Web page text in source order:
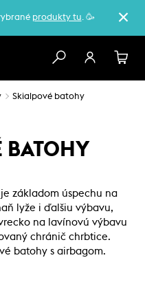
produkty tu. 🥳
Skialpové batohy
BATOHY
základom úspechu na
lyže i ďalšiu výbavu,
na lavínovú výbavu
chránič chrbtice.
batohy s airbagom.